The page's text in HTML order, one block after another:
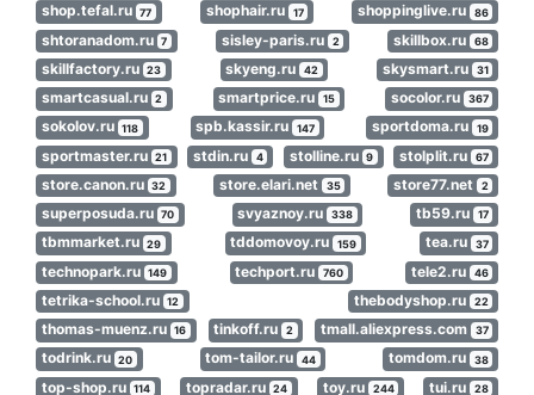
shop.tefal.ru 77 shophair.ru 17 shoppinglive.ru 86
shtoranadom.ru 7 sisley-paris.ru 2 skillbox.ru 68
skillfactory.ru 23 skyeng.ru 42 skysmart.ru 31
smartcasual.ru 2 smartprice.ru 15 socolor.ru 367
sokolov.ru 118 spb.kassir.ru 147 sportdoma.ru 19
sportmaster.ru 21 stdin.ru 4 stolline.ru 9 stolplit.ru 67
store.canon.ru 32 store.elari.net 35 store77.net 2
superposuda.ru 70 svyaznoy.ru 338 tb59.ru 17
tbmmarket.ru 29 tddomovoy.ru 159 tea.ru 37
technopark.ru 149 techport.ru 760 tele2.ru 46
tetrika-school.ru 12 thebodyshop.ru 22
thomas-muenz.ru 16 tinkoff.ru 2 tmall.aliexpress.com 37
todrink.ru 20 tom-tailor.ru 44 tomdom.ru 38
top-shop.ru 114 topradar.ru 24 toy.ru 244 tui.ru 28